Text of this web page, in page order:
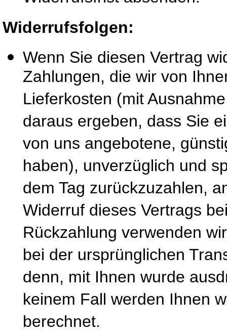
Widerrufsfolgen:
Wenn Sie diesen Vertrag
Zahlungen, die wir von
Lieferkosten (mit
daraus ergeben, dass Sie
von uns angebotene,
haben), unverzüglich und
dem Tag zurückzuzahlen,
Widerruf dieses Vertrags
Rückzahlung verwenden
bei der ursprünglichen
denn, mit Ihnen wurde
keinem Fall werden Ihnen
berechnet.